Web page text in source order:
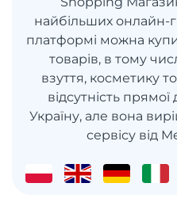
найбільших онлайн-
платформі можна
товарів, в тому
взуття, косметику
відсутність
Україну, але вона
сервісу від